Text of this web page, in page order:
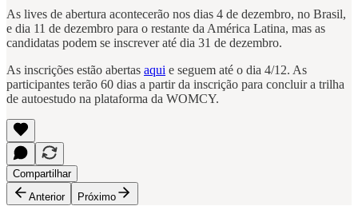
As lives de abertura acontecerão nos dias 4 de dezembro, no Brasil,
e dia 11 de dezembro para o restante da América Latina, mas as
candidatas podem se inscrever até dia 31 de dezembro.
As inscrições estão abertas aqui e seguem até o dia 4/12. As
participantes terão 60 dias a partir da inscrição para concluir a trilha
de autoestudo na plataforma da WOMCY.
Compartilhar
Anterior
Próximo